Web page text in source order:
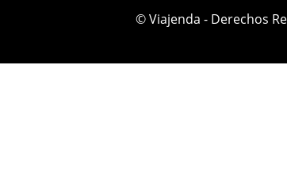
© Viajenda - Derechos